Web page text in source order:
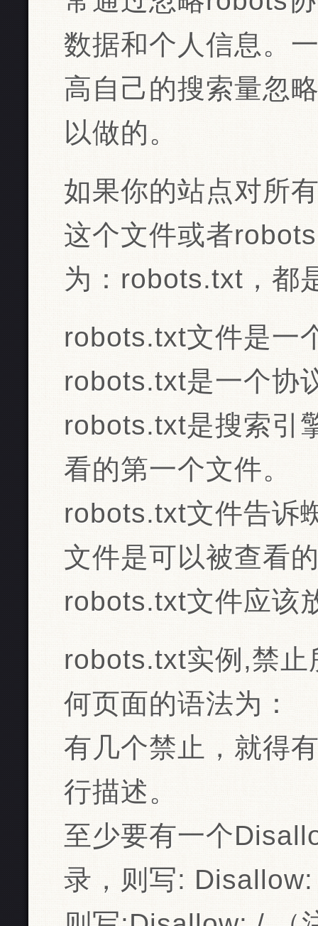
数据和个人信息。
高自己的搜索量忽
以做的。
如果你的站点对所
这个文件或者
为：robots.txt，都
robots.txt文件是一
robots.txt是一个协
robots.txt是搜索引
看的第一个文件。
robots.txt文件告诉
文件是可以被查看
robots.txt文件应该
robots.txt实例,禁止
何页面的语法为：
有几个禁止，就得
行描述。
至少要有一个
录，则写: